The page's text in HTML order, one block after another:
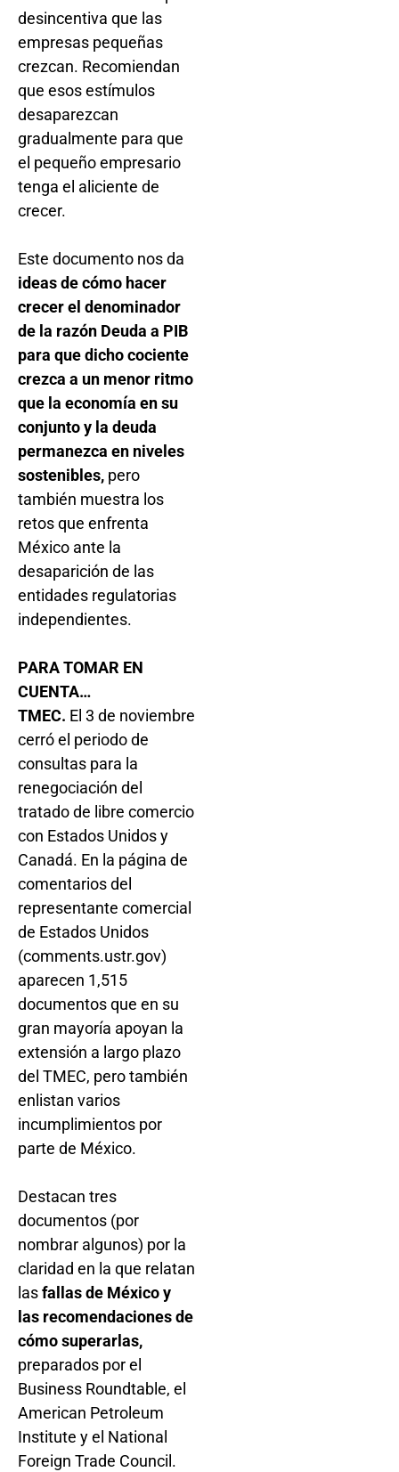
desincentiva que las
empresas pequeñas
crezcan. Recomiendan
que esos estímulos
desaparezcan
gradualmente para que
el pequeño empresario
tenga el aliciente de
crecer.
Este documento nos da
ideas de cómo hacer
crecer el denominador
de la razón Deuda a PIB
para que dicho cociente
crezca a un menor ritmo
que la economía en su
conjunto y la deuda
permanezca en niveles
sostenibles, pero
también muestra los
retos que enfrenta
México ante la
desaparición de las
entidades regulatorias
independientes.
PARA TOMAR EN
CUENTA…
TMEC. El 3 de noviembre
cerró el periodo de
consultas para la
renegociación del
tratado de libre comercio
con Estados Unidos y
Canadá. En la página de
comentarios del
representante comercial
de Estados Unidos
(comments.ustr.gov)
aparecen 1,515
documentos que en su
gran mayoría apoyan la
extensión a largo plazo
del TMEC, pero también
enlistan varios
incumplimientos por
parte de México.
Destacan tres
documentos (por
nombrar algunos) por la
claridad en la que relatan
lasfallas de México y
las recomendaciones de
cómo superarlas,
preparados por el
Business Roundtable, el
American Petroleum
Institute y el National
Foreign Trade Council.